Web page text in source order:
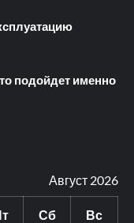
подойдет именно
Август 2026
Сб Вс